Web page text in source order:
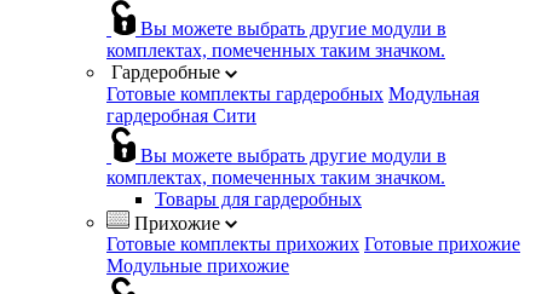
Вы можете выбрать другие модули в
комплектах, помеченных таким значком.
Гардеробные
Готовые комплекты гардеробных Модульная
гардеробная Сити
Вы можете выбрать другие модули в
комплектах, помеченных таким значком.
Товары для гардеробных
Прихожие
Готовые комплекты прихожих Готовые прихожие
Модульные прихожие